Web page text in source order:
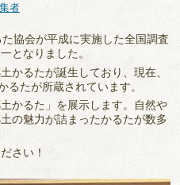
者
協会が平成に実施した全国調査
となりました。
かるたが誕生しており、現在、
るたが所蔵されています。
かるた」を展示します。自然や
の魅力が詰まったかるたが数多
さい！